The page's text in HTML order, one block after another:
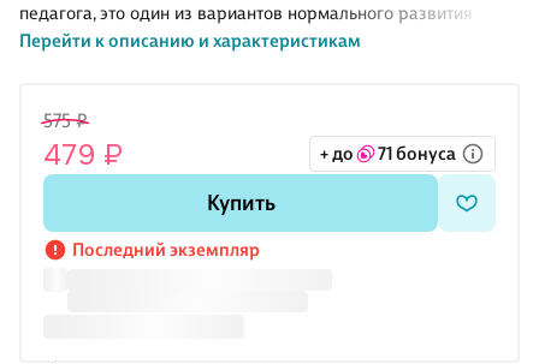
педагога, это один из вариантов нормального развития
организма (однако предполагающий особые условия
Если мы помним, как трудно приходится левше в мире
правшей, помогаем ему преодолеть эти трудности, с
терпением относимся ко всем его особенностям, то из него
получится тот человек, с которым все захотят общаться,
знакомством с которым будут гордиться. Мы искренне
Перейти к описанию и характеристикам
575 ₽
479 ₽ + до 71 бонуса
Купить
Последний экземпляр